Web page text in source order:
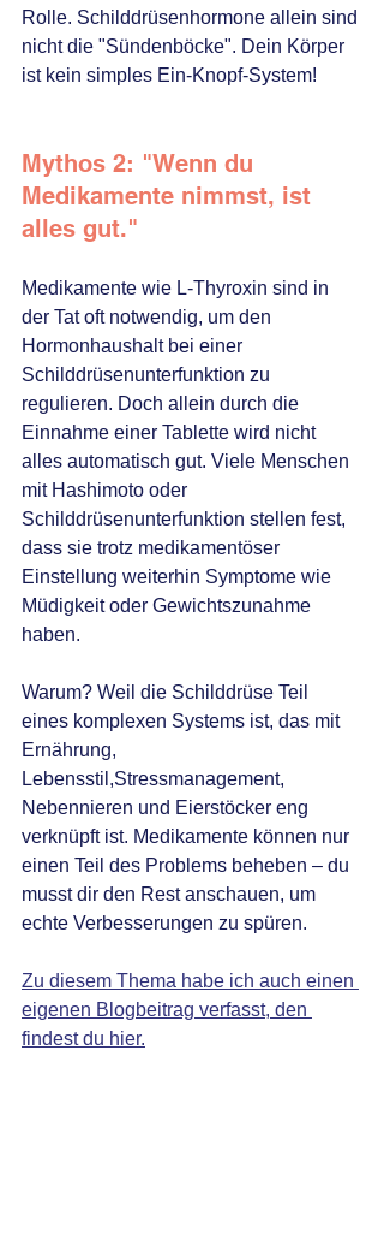
Rolle. Schilddrüsenhormone allein sind
nicht die "Sündenböcke". Dein Körper
ist kein simples Ein-Knopf-System!
Mythos 2: "Wenn du
Medikamente nimmst, ist
alles gut."
Medikamente wie L-Thyroxin sind in
der Tat oft notwendig, um den
Hormonhaushalt bei einer
Schilddrüsenunterfunktion zu
regulieren. Doch allein durch die
Einnahme einer Tablette wird nicht
alles automatisch gut. Viele Menschen
mit Hashimoto oder
Schilddrüsenunterfunktion stellen fest,
dass sie trotz medikamentöser
Einstellung weiterhin Symptome wie
Müdigkeit oder Gewichtszunahme
haben.
Warum? Weil die Schilddrüse Teil
eines komplexen Systems ist, das mit
Ernährung,
Lebensstil,Stressmanagement,
Nebennieren und Eierstöcker eng
verknüpft ist. Medikamente können nur
einen Teil des Problems beheben – du
musst dir den Rest anschauen, um
echte Verbesserungen zu spüren.
Zu diesem Thema habe ich auch einen
eigenen Blogbeitrag verfasst, den
findest du hier.